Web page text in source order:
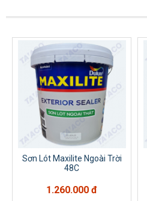
Sơn Lót Maxilite Ngoài Trời
48C
1.260.000 đ